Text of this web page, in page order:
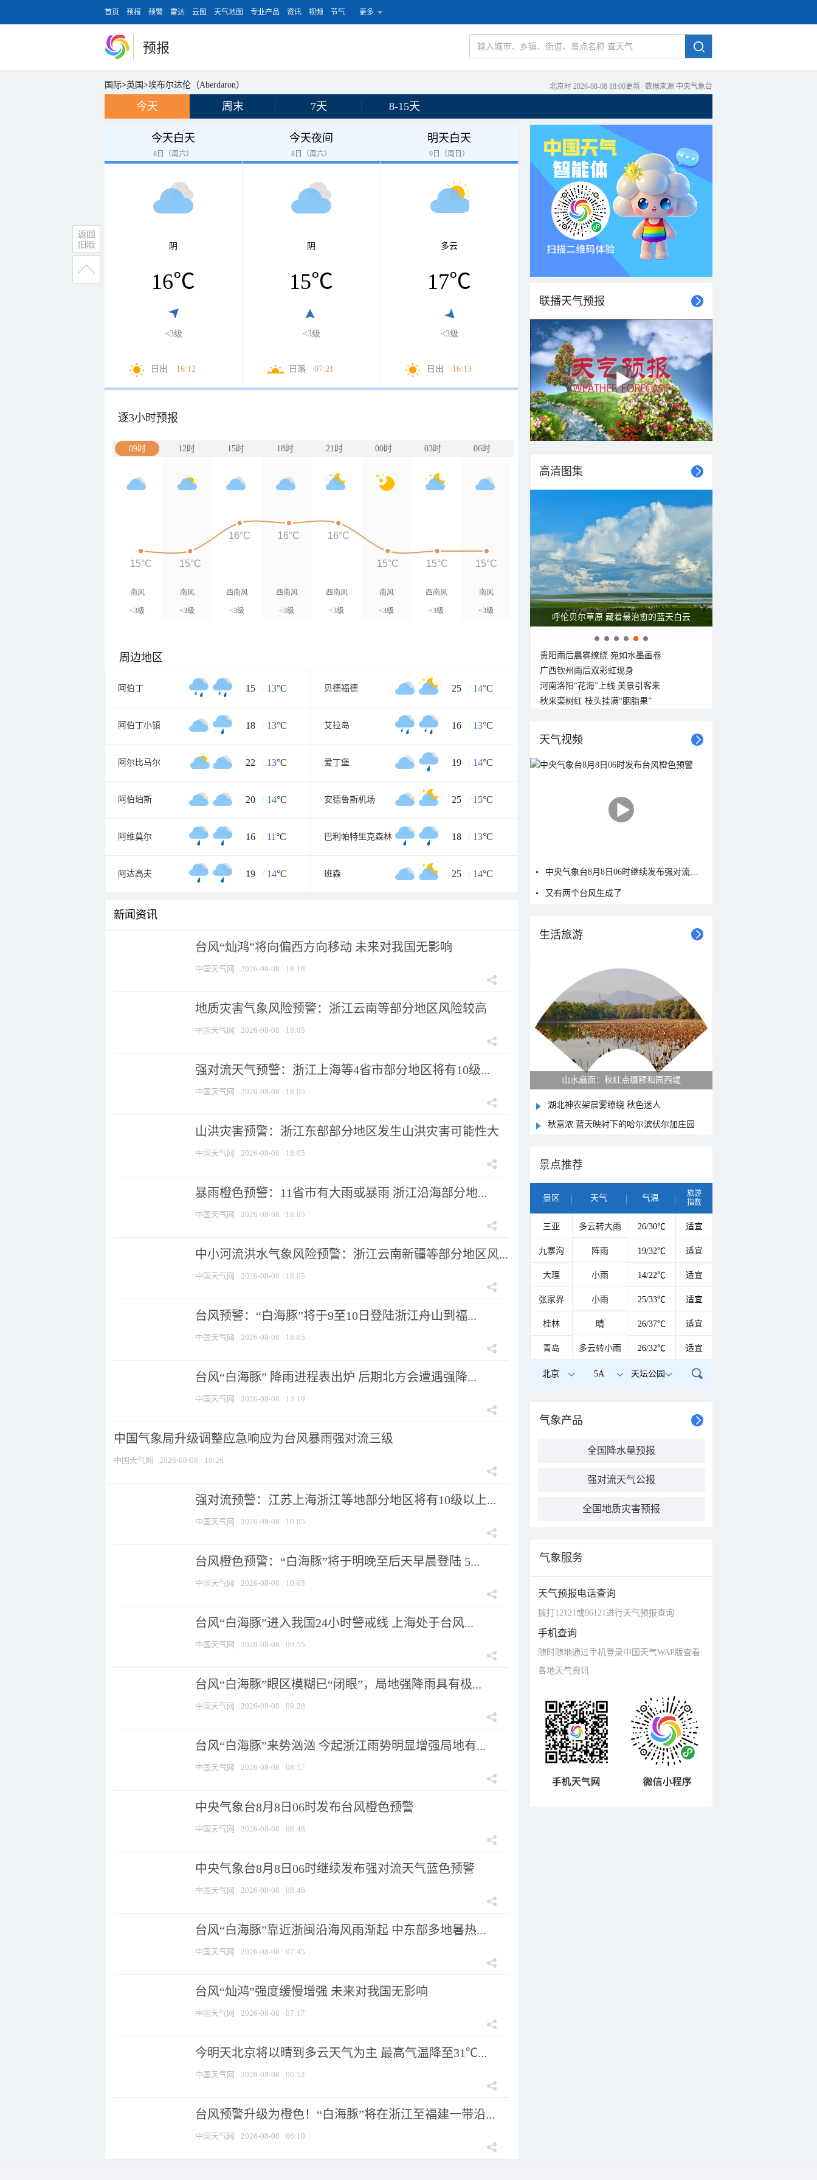
首页 预报 预警 雷达 云图 天气地图 专业产品 资讯 视频 节气 更多
预报
国际>英国 >埃布尔达伦（Aberdaron） 北京时 2026-08-08 18:00更新 数据来源 中央气象台
今天 周末 7天 8-15天
今天白天
8日（周六）
阴
16℃
<3级
日出 16:12
今天夜间
8日（周六）
阴
15℃
<3级
日落 07:21
明天白天
9日（周日）
多云
17℃
<3级
日出 16:13
逐3小时预报
09时 12时 15时 18时 21时 00时 03时 06时
南风
<3级
南风
<3级
西南风
<3级
西南风
<3级
西南风
<3级
南风
<3级
西南风
<3级
南风
<3级
15°C 15°C
16°C 16°C 16°C
15°C 15°C 15°C
周边地区
阿伯丁 15 / 13°C 贝德福德 25 / 14°C
阿伯丁小镇 18 / 13°C 艾拉岛 16 / 13°C
阿尔比马尔 22 / 13°C 爱丁堡 19 / 14°C
阿伯珀斯 20 / 14°C 安德鲁斯机场 25 / 15°C
阿维莫尔 16 / 11°C 巴利帕特里克森林 18 / 13°C
阿达高夫 19 / 14°C 班森 25 / 14°C
新闻资讯
台风“灿鸿”将向偏西方向移动 未来对我国无影响
中国天气网 2026-08-08 18:18
地质灾害气象风险预警：浙江云南等部分地区风险较高
中国天气网 2026-08-08 18:05
强对流天气预警：浙江上海等4省市部分地区将有10级...
中国天气网 2026-08-08 18:05
山洪灾害预警：浙江东部部分地区发生山洪灾害可能性大
中国天气网 2026-08-08 18:05
暴雨橙色预警：11省市有大雨或暴雨 浙江沿海部分地...
中国天气网 2026-08-08 18:05
中小河流洪水气象风险预警：浙江云南新疆等部分地区风...
中国天气网 2026-08-08 18:05
台风预警：“白海豚”将于9至10日登陆浙江舟山到福...
中国天气网 2026-08-08 18:05
台风“白海豚” 降雨进程表出炉 后期北方会遭遇强降...
中国天气网 2026-08-08 13:19
中国气象局升级调整应急响应为台风暴雨强对流三级
中国天气网 2026-08-08 10:26
强对流预警：江苏上海浙江等地部分地区将有10级以上...
中国天气网 2026-08-08 10:05
台风橙色预警：“白海豚”将于明晚至后天早晨登陆 5...
中国天气网 2026-08-08 10:05
台风“白海豚”进入我国24小时警戒线 上海处于台风...
中国天气网 2026-08-08 09:55
台风“白海豚”眼区模糊已“闭眼”，局地强降雨具有极...
中国天气网 2026-08-08 09:28
台风“白海豚”来势汹汹 今起浙江雨势明显增强局地有...
中国天气网 2026-08-08 08:57
中央气象台8月8日06时发布台风橙色预警
中国天气网 2026-08-08 08:48
中央气象台8月8日06时继续发布强对流天气蓝色预警
中国天气网 2026-08-08 08:46
台风“白海豚”靠近浙闽沿海风雨渐起 中东部多地暑热...
中国天气网 2026-08-08 07:45
台风“灿鸿”强度缓慢增强 未来对我国无影响
中国天气网 2026-08-08 07:17
今明天北京将以晴到多云天气为主 最高气温降至31℃...
中国天气网 2026-08-08 06:52
台风预警升级为橙色！“白海豚”将在浙江至福建一带沿...
中国天气网 2026-08-08 06:10
联播天气预报
高清图集
呼伦贝尔草原 藏着最治愈的蓝天白云
贵阳雨后晨雾缭绕 宛如水墨画卷
广西钦州雨后双彩虹现身
河南洛阳“花海”上线 美景引客来
秋来栾树红 枝头挂满“胭脂果”
天气视频
中央气象台8月8日06时继续发布强对流天气蓝色预警
又有两个台风生成了
生活旅游
山水扇面：秋红点缀颐和园西堤
湖北神农架晨雾缭绕 秋色迷人
秋意浓 蓝天映衬下的哈尔滨伏尔加庄园
景点推荐
景区 天气 气温
旅游
指数
三亚 多云转大雨 26/30℃ 适宜
九寨沟 阵雨 19/32℃ 适宜
大理 小雨 14/22℃ 适宜
张家界 小雨 25/33℃ 适宜
桂林 晴 26/37℃ 适宜
青岛 多云转小雨 26/32℃ 适宜
北京 5A 天坛公园
气象产品
全国降水量预报
强对流天气公报
全国地质灾害预报
气象服务
天气预报电话查询
拨打12121或96121进行天气预报查询
手机查询
随时随地通过手机登录中国天气WAP版查看
各地天气资讯